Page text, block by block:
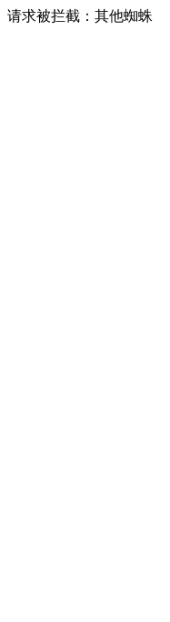
请求被拦截：其他蜘蛛